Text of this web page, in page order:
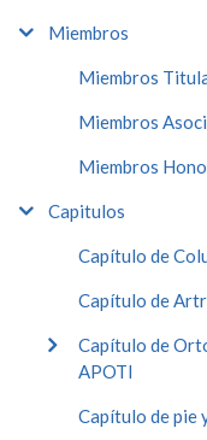
Miembros
Miembros
Miembros
Miembros
Capitulos
Capítulo de
Capítulo de
Capítulo de
APOTI
Capítulo de pie